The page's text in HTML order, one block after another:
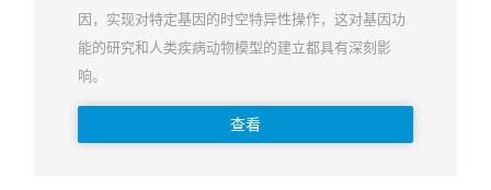
因，实现对特定基因的时空特异性操作，这对基因功
能的研究和人类疾病动物模型的建立都具有深刻影
响。
查看